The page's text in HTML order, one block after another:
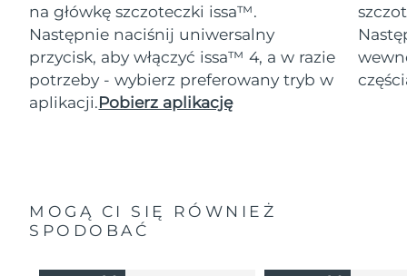
na główkę szczoteczki issa™.
Następnie naciśnij uniwersalny
przycisk, aby włączyć issa™ 4, a w razie
potrzeby - wybierz preferowany tryb w
aplikacji.Pobierz aplikację
MOGĄ CI SIĘ RÓWNIEŻ
SPODOBAĆ